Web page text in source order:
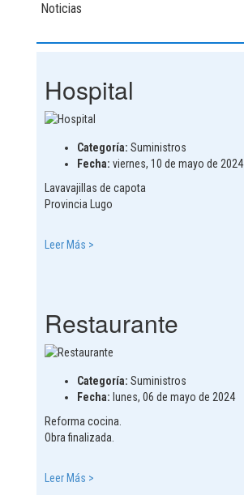
Noticias
Hospital
Categoría: Suministros
Fecha: viernes, 10 de mayo de 2024
Lavavajillas de capota
Provincia Lugo
Leer Más >
Restaurante
Categoría: Suministros
Fecha: lunes, 06 de mayo de 2024
Reforma cocina.
Obra finalizada.
Leer Más >